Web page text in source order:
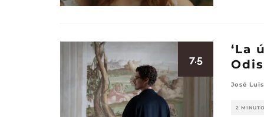
7.5
‘La
José
2